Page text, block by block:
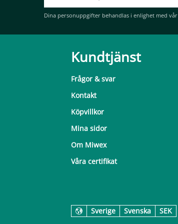
Dina personuppgifter behandlas i enlighet med vår
Kundtjänst
Frågor & svar
Kontakt
Köpvillkor
Mina sidor
Om Miwex
Våra certifikat
Sverige Svenska SEK